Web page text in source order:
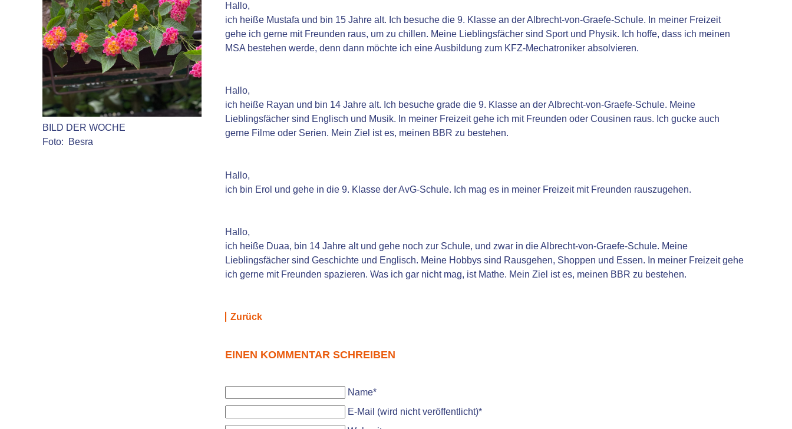
Hallo,
ich heiße Mustafa und bin 15 Jahre alt. Ich besuche die 9. Klasse an der Albrecht-von-Graefe-Schule. In meiner Freizeit
gehe ich gerne mit Freunden raus, um zu chillen. Meine Lieblingsfächer sind Sport und Physik. Ich hoffe, dass ich meinen
MSA bestehen werde, denn dann möchte ich eine Ausbildung zum KFZ-Mechatroniker absolvieren.
Hallo,
ich heiße Rayan und bin 14 Jahre alt. Ich besuche grade die 9. Klasse an der Albrecht-von-Graefe-Schule. Meine
Lieblingsfächer sind Englisch und Musik. In meiner Freizeit gehe ich mit Freunden oder Cousinen raus. Ich gucke auch
gerne Filme oder Serien. Mein Ziel ist es, meinen BBR zu bestehen.
Hallo,
ich bin Erol und gehe in die 9. Klasse der AvG-Schule. Ich mag es in meiner Freizeit mit Freunden rauszugehen.
Hallo,
ich heiße Duaa, bin 14 Jahre alt und gehe noch zur Schule, und zwar in die Albrecht-von-Graefe-Schule. Meine
Lieblingsfächer sind Geschichte und Englisch. Meine Hobbys sind Rausgehen, Shoppen und Essen. In meiner Freizeit gehe
ich gerne mit Freunden spazieren. Was ich gar nicht mag, ist Mathe. Mein Ziel ist es, meinen BBR zu bestehen.
Zurück
EINEN KOMMENTAR SCHREIBEN
Pflichtfeld
Name*
Pflichtfeld
E-Mail (wird nicht veröffentlicht)*
BILD DER WOCHE
Foto: Besra